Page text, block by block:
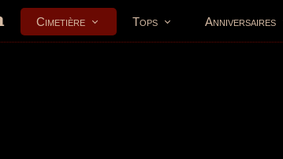
Cimetière Tops Anniversaires